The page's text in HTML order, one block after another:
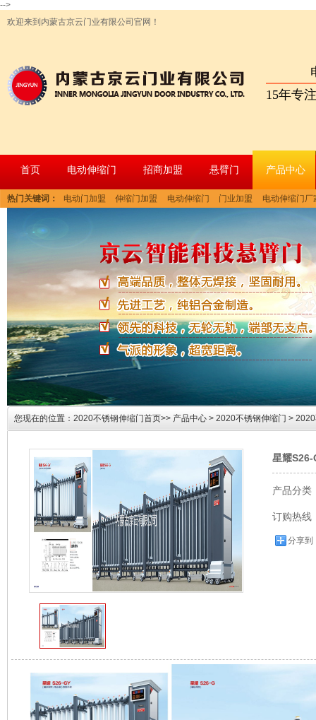
-->
欢迎来到内蒙古京云门业有限公司官网！
15年专
首页 电动伸缩门 招商加盟 悬臂门 产品中心
热门关键词： 电动门加盟 伸缩门加盟 电动伸缩门 门业加盟 电动伸缩门厂
您现在的位置： 2020不锈钢伸缩门首页>> 产品中心 > 2020不锈钢伸缩门 >
星耀S26-
产品分类
订购热线
分享到